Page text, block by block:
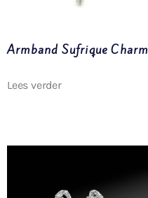
Armband Sufrique Charm
Lees verder